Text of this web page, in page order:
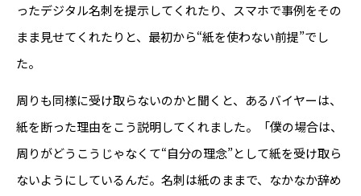
ったデジタル名刺を提示してくれたり、スマホで事例をその
まま見せてくれたりと、最初から“紙を使わない前提”でし
た。
周りも同様に受け取らないのかと聞くと、あるバイヤーは、
紙を断った理由をこう説明してくれました。「僕の場合は、
周りがどうこうじゃなくて“自分の理念”として紙を受け取ら
ないようにしているんだ。名刺は紙のままで、なかなか辞め